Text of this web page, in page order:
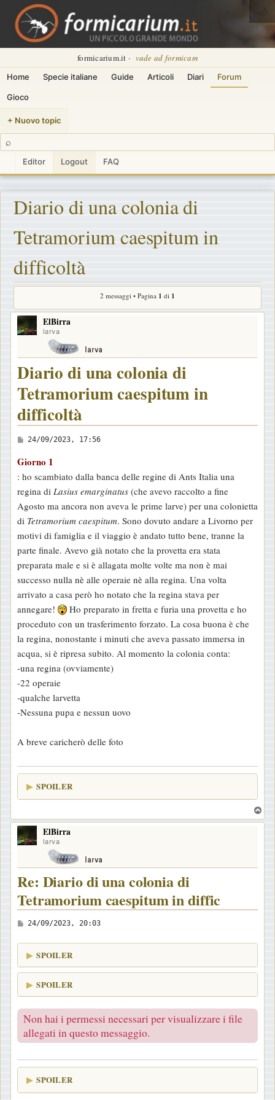
formicarium.it · vade ad formicam
Home Specie italiane Guide Articoli Diari Forum
Gioco
+ Nuovo topic
⌕
Editor Logout FAQ
🌙
Diario di una colonia di
Tetramorium caespitum in
difficoltà
2 messaggi • Pagina 1 di 1
ElBirra
larva
Diario di una colonia di
Tetramorium caespitum in
difficoltà
M
s
s
a
g
g
i
o
24/09/2023, 17:56
Giorno 1
: ho scambiato dalla banca delle regine di Ants Italia una
regina di Lasius emarginatus (che avevo raccolto a fine
Agosto ma ancora non aveva le prime larve) per una colonietta
di Tetramorium caespitum. Sono dovuto andare a Livorno per
motivi di famiglia e il viaggio è andato tutto bene, tranne la
parte finale. Avevo già notato che la provetta era stata
preparata male e si è allagata molte volte ma non è mai
successo nulla nè alle operaie nè alla regina. Una volta
arrivato a casa però ho notato che la regina stava per
annegare!
Ho preparato in fretta e furia una provetta e ho
proceduto con un trasferimento forzato. La cosa buona è che
la regina, nonostante i minuti che aveva passato immersa in
acqua, si è ripresa subito. Al momento la colonia conta:
-una regina (ovviamente)
-22 operaie
-qualche larvetta
-Nessuna pupa e nessun uovo
A breve caricherò delle foto
SPOILER
o
ElBirra
larva
Re: Diario di una colonia di
Tetramorium caespitum in diffic
M
s
s
a
g
g
i
o
24/09/2023, 20:03
SPOILER
SPOILER
Non hai i permessi necessari per visualizzare i file
allegati in questo messaggio.
SPOILER